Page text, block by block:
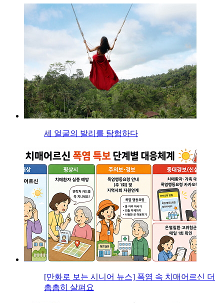
세 얼굴의 발리를 탐험하다
[만화로 보는 시니어 뉴스] 폭염 속 치매어르신 더
촘촘히 살펴요